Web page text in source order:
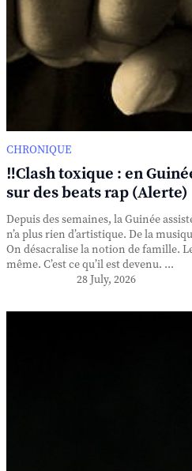
CHRONIQUE
‼️Clash toxique : en
sur des beats rap (Alerte)
Depuis des semaines, la Guinée
n’a plus rien d’artistique. De la
On désacralise la notion de famille.
même. C’est ce qu’il est devenu. ...
28 July, 2026